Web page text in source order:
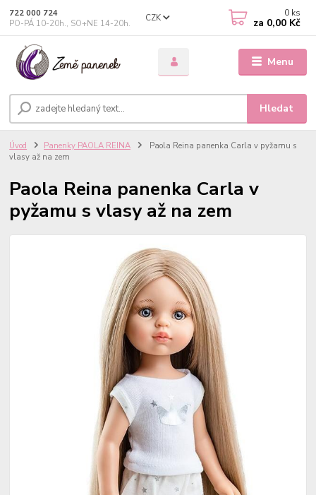
Menu
CZK
Hledat
722 000 724
PO-PÁ 10-20h., SO+NE 14-20h.
0 ks
za 0,00 Kč
Úvod Panenky PAOLA REINA
Paola Reina panenka Carla v pyžamu s
vlasy až na zem
Paola Reina panenka Carla v
pyžamu s vlasy až na zem